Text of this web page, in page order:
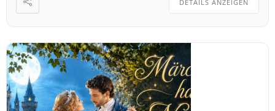
DETAILS ANZEIGEN